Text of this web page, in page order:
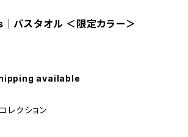
バスタオル ＜限定カラー＞
available
レクション